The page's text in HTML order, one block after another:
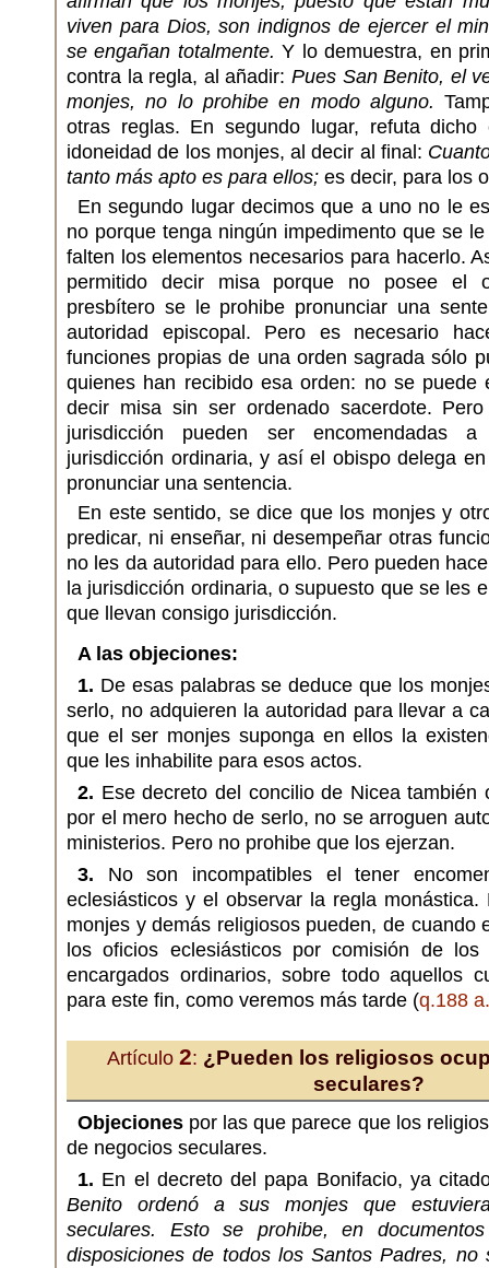
viven para Dios, son indignos de ejercer el
se engañan totalmente. Y lo demuestra, en
contra la regla, al añadir: Pues San Benito, el
monjes, no lo prohibe en modo alguno.
otras reglas. En segundo lugar, refuta
idoneidad de los monjes, al decir al final:
tanto más apto es para ellos; es decir, para los
En segundo lugar decimos que a uno no le
no porque tenga ningún impedimento que se
falten los elementos necesarios para hacerlo.
permitido decir misa porque no posee el
presbítero se le prohibe pronunciar una
autoridad episcopal. Pero es necesario
funciones propias de una orden sagrada sólo
quienes han recibido esa orden: no se puede
decir misa sin ser ordenado sacerdote.
jurisdicción pueden ser encomendadas
jurisdicción ordinaria, y así el obispo delega
pronunciar una sentencia.
En este sentido, se dice que los monjes y
predicar, ni enseñar, ni desempeñar otras
no les da autoridad para ello. Pero pueden
la jurisdicción ordinaria, o supuesto que se les
que llevan consigo jurisdicción.
A las objeciones:
1. De esas palabras se deduce que los
serlo, no adquieren la autoridad para llevar a
que el ser monjes suponga en ellos la
que les inhabilite para esos actos.
2. Ese decreto del concilio de Nicea también
por el mero hecho de serlo, no se arroguen
ministerios. Pero no prohibe que los ejerzan.
3. No son incompatibles el tener
eclesiásticos y el observar la regla
monjes y demás religiosos pueden, de cuando
los oficios eclesiásticos por comisión de
encargados ordinarios, sobre todo aquellos
para este fin, como veremos más tarde (q.188
Artículo 2: ¿Pueden los religiosos
seculares?
Objeciones por las que parece que los
de negocios seculares.
1. En el decreto del papa Bonifacio, ya
Benito ordenó a sus monjes que
seculares. Esto se prohibe, en
disposiciones de todos los Santos Padres,